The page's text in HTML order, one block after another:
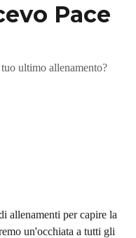
Pace
ultimo allenamento?
allenamenti per capire la
un'occhiata a tutti gli